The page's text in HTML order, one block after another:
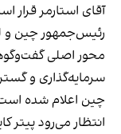
آقای استارمر قرار
رئیس‌جمهور چین و
محور اصلی
سرمایه‌گذاری و
چین اعلام شده
انتظار می‌رود پیتر